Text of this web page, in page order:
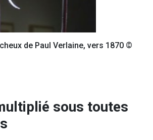
de Paul Verlaine, vers 1870 ©
sous toutes